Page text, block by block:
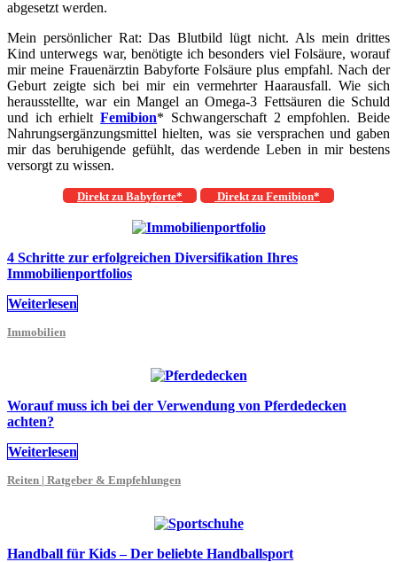
abgesetzt werden.
Mein persönlicher Rat: Das Blutbild lügt nicht. Als mein drittes
Kind unterwegs war, benötigte ich besonders viel Folsäure, worauf
mir meine Frauenärztin Babyforte Folsäure plus empfahl. Nach der
Geburt zeigte sich bei mir ein vermehrter Haarausfall. Wie sich
herausstellte, war ein Mangel an Omega-3 Fettsäuren die Schuld
und ich erhieltFemibion* Schwangerschaft 2 empfohlen. Beide
Nahrungsergänzungsmittel hielten, was sie versprachen und gaben
mir das beruhigende gefühlt, das werdende Leben in mir bestens
versorgt zu wissen.
Direkt zu Babyforte* Direkt zu Femibion*
4 Schritte zur erfolgreichen Diversifikation Ihres
Immobilienportfolios
Weiterlesen
Immobilien
Worauf muss ich bei der Verwendung von Pferdedecken
achten?
Weiterlesen
Reiten | Ratgeber & Empfehlungen
Handball für Kids – Der beliebte Handballsport